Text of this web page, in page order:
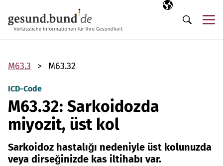
Seçili dil
TR
Arama
M63.3 M63.32
ICD-Code
M63.32: Sarkoidozda
miyozit, üst kol
Sarkoidoz hastalığı nedeniyle üst kolunuzda
veya dirseğinizde kas iltihabı var.